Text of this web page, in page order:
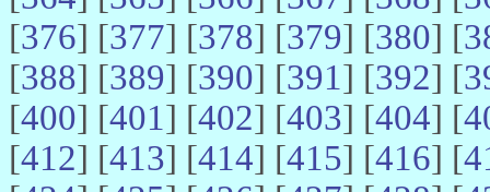
[376] [377] [378] [379] [380] [
[388] [389] [390] [391] [392] [
[400] [401] [402] [403] [404] [
[412] [413] [414] [415] [416] [